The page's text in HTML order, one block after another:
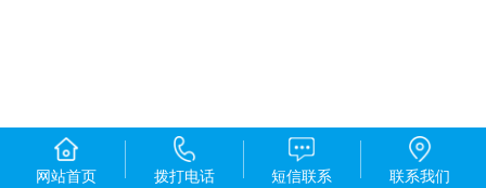
网站首页 拨打电话 短信联系 联系我们